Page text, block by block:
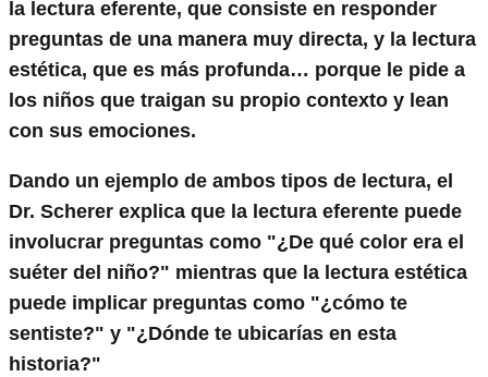
la lectura eferente, que consiste en responder
preguntas de una manera muy directa, y la lectura
estética, que es más profunda… porque le pide a
los niños que traigan su propio contexto y lean
con sus emociones.
Dando un ejemplo de ambos tipos de lectura, el
Dr. Scherer explica que la lectura eferente puede
involucrar preguntas como "¿De qué color era el
suéter del niño?" mientras que la lectura estética
puede implicar preguntas como "¿cómo te
sentiste?" y "¿Dónde te ubicarías en esta
historia?"